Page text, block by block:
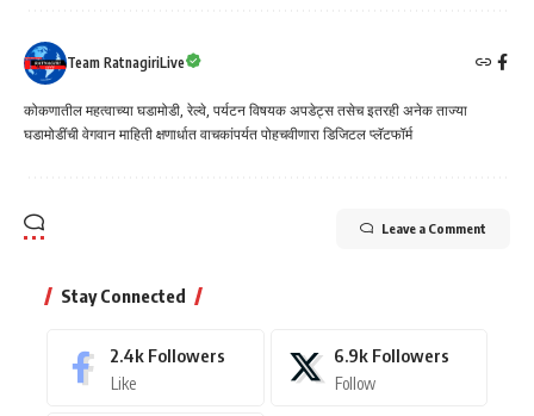
Team RatnagiriLive
कोकणातील महत्वाच्या घडामोडी, रेल्वे, पर्यटन विषयक अपडेट्स तसेच इतरही अनेक ताज्या
घडामोडींची वेगवान माहिती क्षणार्धात वाचकांपर्यत पोहचवीणारा डिजिटल प्लॅटफॉर्म
Leave a Comment
Stay Connected
2.4k Followers
Like
6.9k Followers
Follow